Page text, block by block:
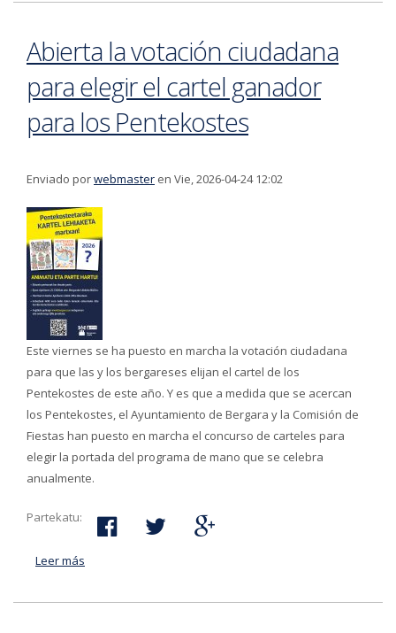
Abierta la votación ciudadana
para elegir el cartel ganador
para los Pentekostes
Enviado porwebmaster en Vie, 2026-04-24 12:02
Este viernes se ha puesto en marcha la votación ciudadana
para que las y los bergareses elijan el cartel de los
Pentekostes de este año. Y es que a medida que se acercan
los Pentekostes, el Ayuntamiento de Bergara y la Comisión de
Fiestas han puesto en marcha el concurso de carteles para
elegir la portada del programa de mano que se celebra
anualmente.
Partekatu:
Leer más